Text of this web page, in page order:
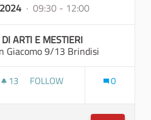
· 09:30 - 12:00
ARTI E MESTIERI
Giacomo 9/13 Brindisi
13 13 FOLLOWERS
FOLLOW 0